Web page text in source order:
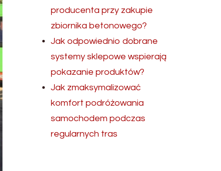
producenta przy zakupie
zbiornika betonowego?
Jak odpowiednio dobrane
systemy sklepowe wspierają
pokazanie produktów?
Jak zmaksymalizować
komfort podróżowania
samochodem podczas
regularnych tras